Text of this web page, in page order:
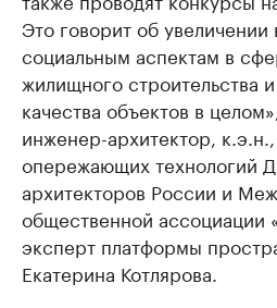
Это говорит об увеличении
социальным аспектам в
жилищного строительства
качества объектов в
инженер-архитектор,
опережающих технологий
архитекторов России и
общественной ассоциации
эксперт платформы
Екатерина Котлярова.